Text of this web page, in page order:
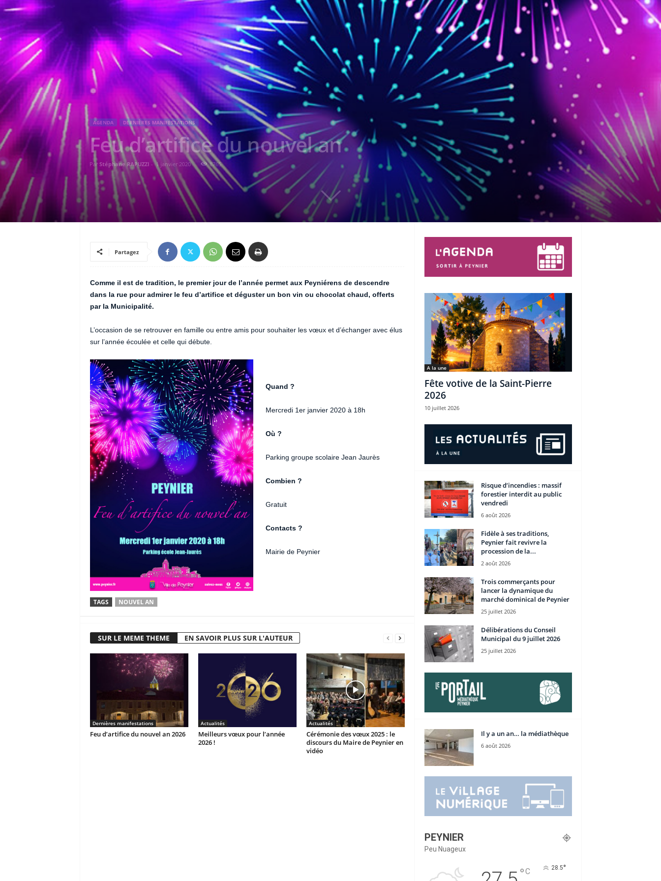
AGENDA DERNIÈRES MANIFESTATIONS
Feu d’artifice du nouvel an
Par Stéphane RAPUZZI - 1 janvier 2020 8765
Partagez
Comme il est de tradition, le premier jour de l’année permet aux Peyniérens de descendre
dans la rue pour admirer le feu d’artifice et déguster un bon vin ou chocolat chaud, offerts
par la Municipalité.
L’occasion de se retrouver en famille ou entre amis pour souhaiter les vœux et d’échanger avec élus
sur l’année écoulée et celle qui débute.
Quand ?
Mercredi 1er janvier 2020 à 18h
Où ?
Parking groupe scolaire Jean Jaurès
Combien ?
Gratuit
Contacts ?
Mairie de Peynier
TAGS NOUVEL AN
SUR LE MEME THEME EN SAVOIR PLUS SUR L'AUTEUR
Dernières manifestations
Feu d’artifice du nouvel an 2026
Actualités
Meilleurs vœux pour l’année
2026 !
Actualités
Cérémonie des vœux 2025 : le
discours du Maire de Peynier en
vidéo
A la une
Fête votive de la Saint-Pierre
2026
10 juillet 2026
Risque d’incendies : massif
forestier interdit au public
vendredi
6 août 2026
Fidèle à ses traditions,
Peynier fait revivre la
procession de la...
2 août 2026
Trois commerçants pour
lancer la dynamique du
marché dominical de Peynier
25 juillet 2026
Délibérations du Conseil
Municipal du 9 juillet 2026
25 juillet 2026
Il y a un an… la médiathèque
6 août 2026
PEYNIER
Peu Nuageux
°C 28.5°